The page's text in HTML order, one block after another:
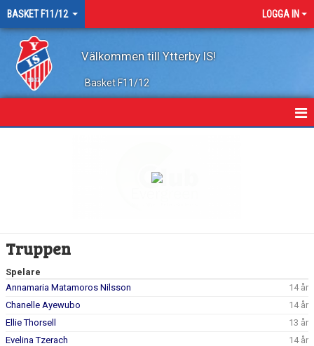
BASKET F11/12 LOGGA IN
Välkommen till Ytterby IS!
Basket F11/12
TRUPPEN
BILDGALLERI
DOKUMENT
Truppen
Spelare
Annamaria Matamoros Nilsson
14 år
Chanelle Ayewubo
14 år
Ellie Thorsell
13 år
Evelina Tzerach
14 år